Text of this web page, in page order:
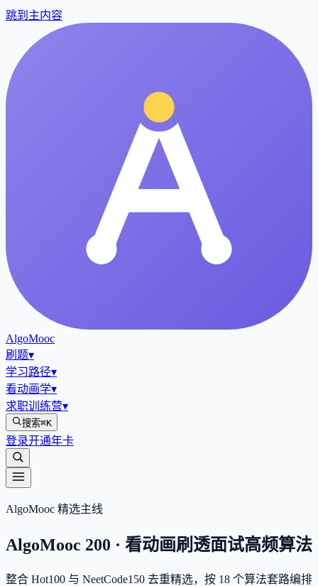
跳到主内容
AlgoMooc
刷题▾
学习路径▾
看动画学▾
求职训练营▾
搜索⌘K
登录开通年卡
AlgoMooc 精选主线
AlgoMooc 200 · 看动画刷透面试高频算法
整合 Hot100 与 NeetCode150 去重精选，按 18 个算法套路编排